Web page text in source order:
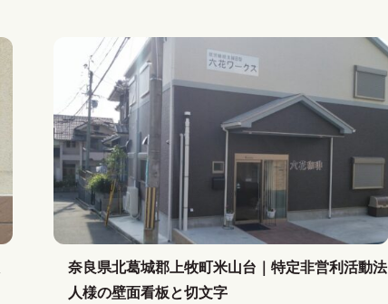
奈良県北葛城郡上牧町米山台｜特定非営利活動法
人様の壁面看板と切文字